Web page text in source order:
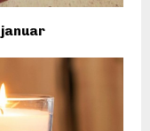
januar